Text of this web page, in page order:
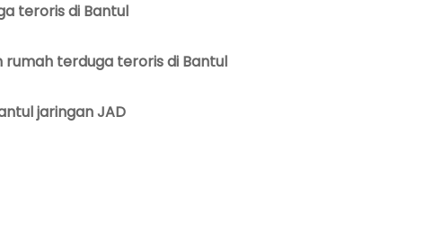
teroris di Bantul
rumah terduga teroris di Bantul
jaringan JAD